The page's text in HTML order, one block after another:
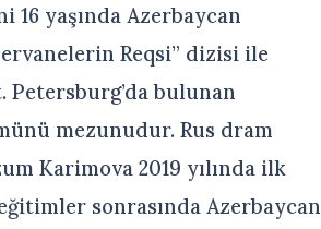
yaşında Azerbaycan
Reqsi” dizisi ile
Petersburg’da bulunan
mezunudur. Rus dram
Karimova 2019 yılında ilk
sonrasında Azerbaycan